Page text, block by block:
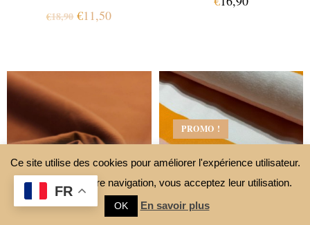
€18,90 €11,50
PROMO !
Ce site utilise des cookies pour améliorer l'expérience utilisateur.
En continuant votre navigation, vous acceptez leur utilisation.
OK En savoir plus
FR